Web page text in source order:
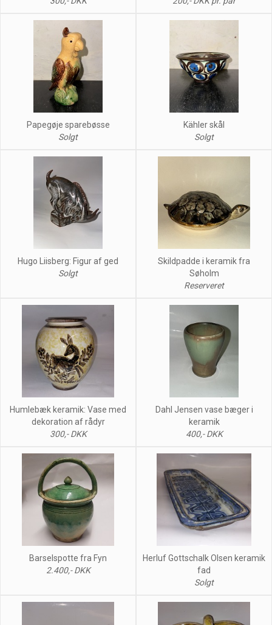
Papegøje sparebøsse
Solgt
Kähler skål
Solgt
Hugo Liisberg: Figur af ged
Solgt
Skildpadde i keramik fra
Søholm
Reserveret
Humlebæk keramik: Vase med
dekoration af rådyr
300,- DKK
Dahl Jensen vase bæger i
keramik
400,- DKK
Barselspotte fra Fyn
2.400,- DKK
Herluf Gottschalk Olsen keramik
fad
Solgt